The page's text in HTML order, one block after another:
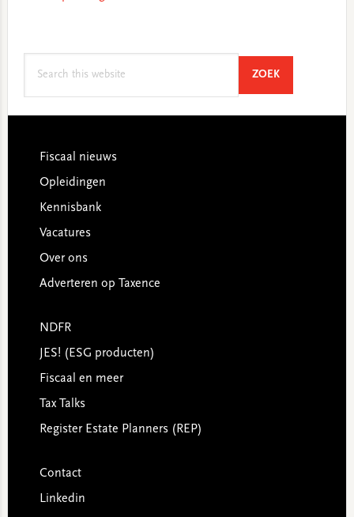
ZOEKSEARCH
Footer
Fiscaal nieuws
Opleidingen
Kennisbank
Vacatures
Over ons
Adverteren op Taxence
NDFR
JES! (ESG producten)
Fiscaal en meer
Tax Talks
Register Estate Planners (REP)
Contact
Linkedin